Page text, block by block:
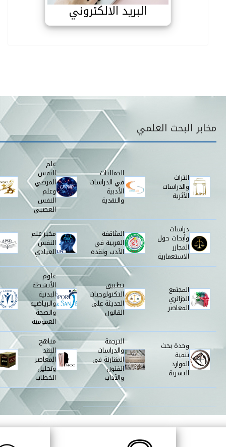
البريد الالكتروني
قائمة مخابر البحث
مخابر البحث العلمي
التراث
والدراسات
الأثرية
الجماليات
في الدراسات
الأدبية
والنقدية
علم
النفس
المرضي
وعلم
النفس
العصبي
دراسات
وأبحاث حول
المجازر
الاستعمارية
المثاقفة
العربية في
الأدب ونقده
مخبر علم
النفس
العيادي
المجتمع
الجزائري
المعاصر
تطبيق
التكنولوجيات
الحديثة على
القانون
علوم
الأنشطة
البدنية
والرياضية
والصحة
العمومية
وحدة بحث
تنمية
الموارد
البشرية
الترجمة
والدراسات
المقارنة في
الفنون
والآداب
مناهج
النقد
المعاصر
وتحليل
الخطاب